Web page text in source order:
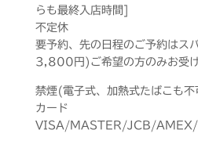
らも最終入店時間]
不定休
要予約、先の日程のご予約はス
3,800円)ご希望の方のみお受け
禁煙(電子式、加熱式たばこも不
カード
VISA/MASTER/JCB/